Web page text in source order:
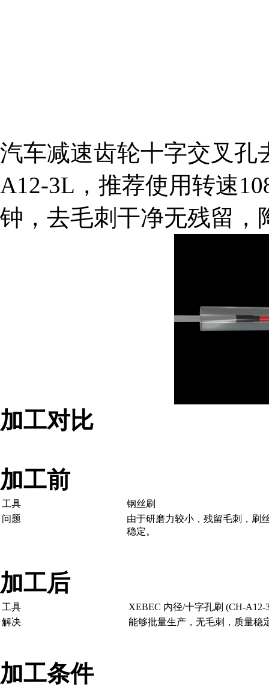
汽车减速齿轮十字交叉孔
A12-3L，推荐使用转速
钟，去毛刺干净无残留，
加工对比
加工前
工具
钢丝刷
问题
由于研磨力较小，残留毛刺，刷
稳定。
加工后
工具
XEBEC 内径/十字孔刷 (CH-A12-
解决
能够批量生产，无毛刺，质量稳
加工条件